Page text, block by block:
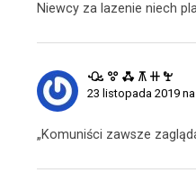
Niewcy za lazenie niech
ꘐ ꖜ ꗈ ꕧ ꔠ ꖟ
23 listopada 2019
„Komuniści zawsze